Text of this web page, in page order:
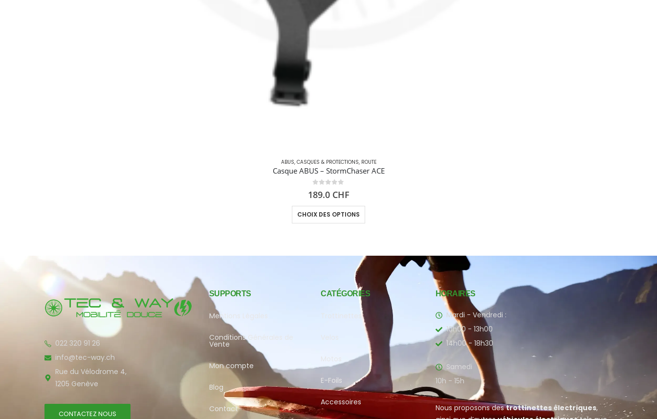
ABUS, CASQUES & PROTECTIONS, ROUTE
Casque ABUS – StormChaser ACE
189.0 CHF
CHOIX DES OPTIONS
022 320 91 26
info@tec-way.ch
Rue du Vélodrome 4,
1205 Genève
CONTACTEZ NOUS
SUPPORTS
Mentions Légales
Conditions Générales de
Vente
Mon compte
Blog
Contact
CATÉGORIES
Trottinettes
Velos
Motos
E-Foils
Accessoires
HORAIRES
Mardi - Vendredi :
10h00 - 13h00
14h00 - 18h30
Samedi
10h - 15h
Nous proposons destrottinettes électriques,